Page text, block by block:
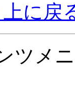
上に戻
ツメ